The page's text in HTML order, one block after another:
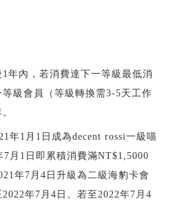
年內，若消費達下一等級最低消
級會員（等級轉換需3-5天工作
年1月1日成為decent rossi一級喵
7月1日即累積消費滿NT$1,5000
年7月4日升級為二級海豹卡會
年7月4日。若至2022年7月4